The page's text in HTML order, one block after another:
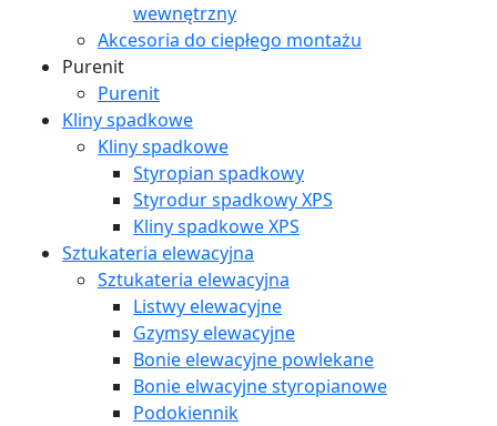
wewnętrzny
Akcesoria do ciepłego montażu
Purenit
Purenit
Kliny spadkowe
Kliny spadkowe
Styropian spadkowy
Styrodur spadkowy XPS
Kliny spadkowe XPS
Sztukateria elewacyjna
Sztukateria elewacyjna
Listwy elewacyjne
Gzymsy elewacyjne
Bonie elewacyjne powlekane
Bonie elwacyjne styropianowe
Podokiennik